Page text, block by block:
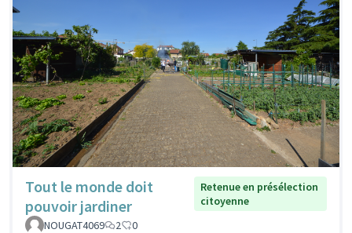
Tout le monde doit
pouvoir jardiner
Retenue en présélection
citoyenne
NOUGAT4069
2 0